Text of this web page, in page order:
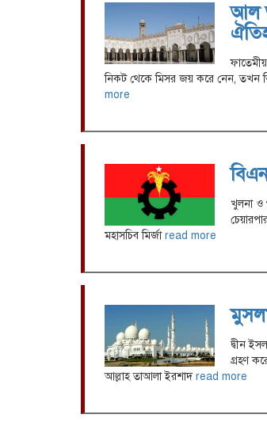
আল
নিকট থেকে মিসর জয় করে নেন, তখন
more
খুলনা ও
মহাসচিব মির্জাread more
দ্বীন
গ্রহণ
আল্লাহ তাআলা ইরশাদread more